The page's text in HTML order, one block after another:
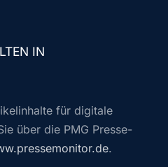
IN
für digitale
über die PMG Presse-
.